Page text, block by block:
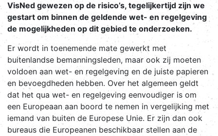
VisNed gewezen op de risico’s, tegelijkertijd zijn we
gestart om binnen de geldende wet- en regelgeving
de mogelijkheden op dit gebied te onderzoeken.
Er wordt in toenemende mate gewerkt met
buitenlandse bemanningsleden, maar ook zij moeten
voldoen aan wet- en regelgeving en de juiste papieren
en bevoegdheden hebben. Over het algemeen geldt
dat het qua wet- en regelgeving eenvoudiger is om
een Europeaan aan boord te nemen in vergelijking met
iemand van buiten de Europese Unie. Er zijn dan ook
bureaus die Europeanen beschikbaar stellen aan de